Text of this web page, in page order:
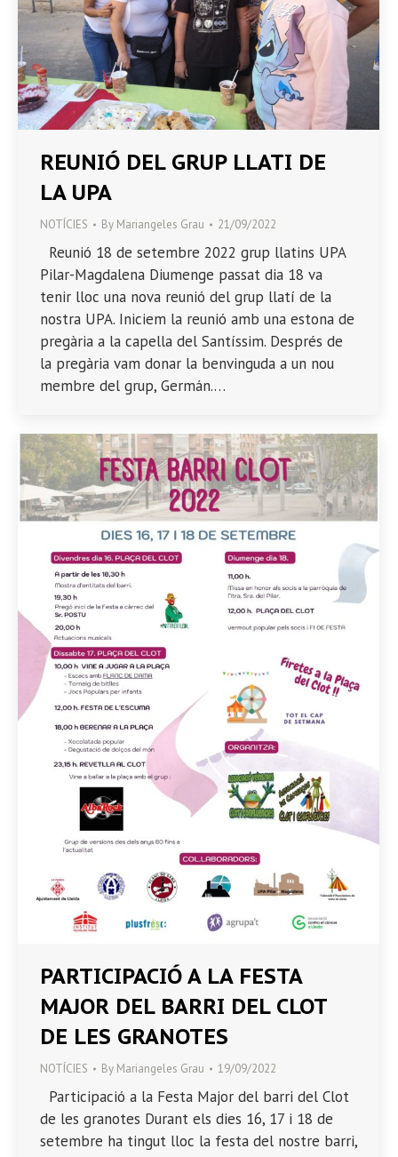
REUNIÓ DEL GRUP LLATI DE
LA UPA
NOTÍCIES By Mariangeles Grau 21/09/2022
Reunió 18 de setembre 2022 grup llatins UPA
Pilar-Magdalena Diumenge passat dia 18 va
tenir lloc una nova reunió del grup llatí de la
nostra UPA. Iniciem la reunió amb una estona de
pregària a la capella del Santíssim. Després de
la pregària vam donar la benvinguda a un nou
membre del grup, Germán.…
PARTICIPACIÓ A LA FESTA
MAJOR DEL BARRI DEL CLOT
DE LES GRANOTES
NOTÍCIES By Mariangeles Grau 19/09/2022
Participació a la Festa Major del barri del Clot
de les granotes Durant els dies 16, 17 i 18 de
setembre ha tingut lloc la festa del nostre barri,